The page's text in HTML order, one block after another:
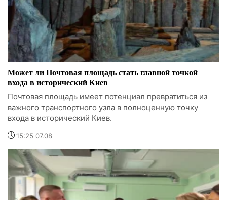
Может ли Почтовая площадь стать главной точкой
входа в исторический Киев
Почтовая площадь имеет потенциал превратиться из
важного транспортного узла в полноценную точку
входа в исторический Киев.
15:25 07.08